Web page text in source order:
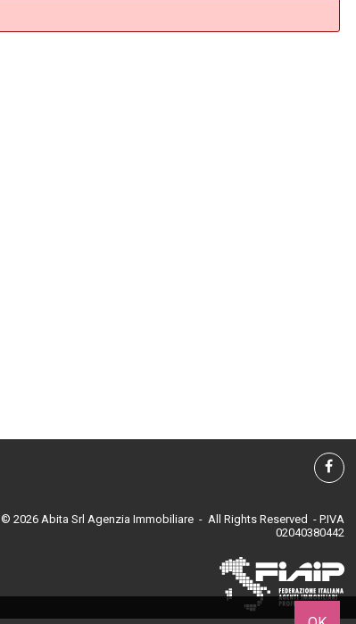
© 2026 Abita Srl Agenzia Immobiliare - All Rights Reserved - P.IVA
02040380442